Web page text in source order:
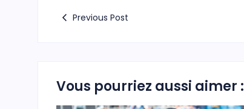
Previous Post
Vous pourriez aussi aimer :